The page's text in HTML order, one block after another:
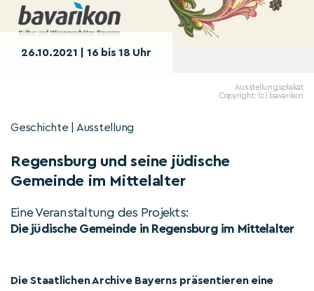
26.10.2021 | 16 bis 18 Uhr
Ausstellungsplakat
Copyright: (c) bavarikon
Geschichte | Ausstellung
Regensburg und seine jüdische
Gemeinde im Mittelalter
Eine Veranstaltung des Projekts:
Die jüdische Gemeinde in Regensburg im Mittelalter
Die Staatlichen Archive Bayerns präsentieren eine